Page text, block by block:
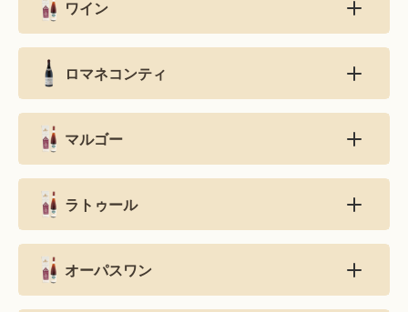
ワイン
ロマネコンティ
マルゴー
ラトゥール
オーパスワン